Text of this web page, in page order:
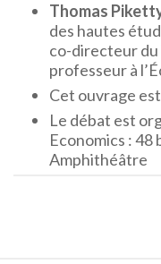
Thomas
des hautes
co-directeur
professeur à
Cet ouvrage
Le débat est
Economics : 48
Amphithéâtre